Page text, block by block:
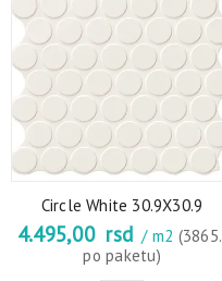
Circle White 30.9X30.9
4.495,00 rsd / m2
po paketu)